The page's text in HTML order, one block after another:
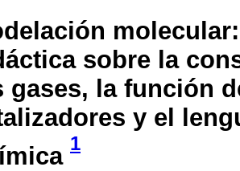
sobre la
gases, la función
y el
1